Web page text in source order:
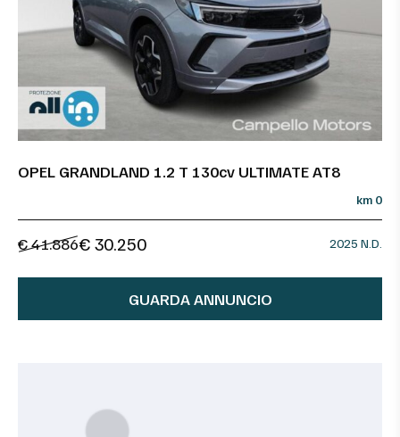
OPEL GRANDLAND 1.2 T 130cv ULTIMATE AT8
km 0
€ 41.886€ 30.250 2025 N.D.
GUARDA ANNUNCIO